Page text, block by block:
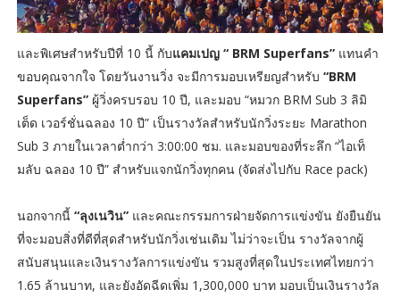
และพิเศษสำหรับปีที่ 10 นี้ กับแคมเปญ “ BRM Superfans”แทนคำ
ขอบคุณจากใจ โดยวันงานวิ่ง จะมีการมอบเหรียญสำหรับ “BRM
Superfans”ผู้วิ่งครบรอบ 10 ปี, และมอบ “หมวก BRM Sub 3 ลิมิ
เต็ด เวอร์ชั่นฉลอง 10 ปี” เป็นรางวัลสำหรับนักวิ่งระยะ Marathon
Sub 3 ภายในเวลาต่ำกว่า 3:00:00 ชม. และมอบของที่ระลึก “ไอเท็
มลับ ฉลอง 10 ปี” สำหรับแจกนักวิ่งทุกคน (จัดส่งไปกับ Race pack)
นอกจากนี้ “ลุงเนวิน”และคณะกรรมการฝ่ายจัดการแข่งขัน ยังยืนยัน
ที่จะมอบสิ่งที่ดีที่สุดสำหรับนักวิ่งเช่นเดิม ไม่ว่าจะเป็น รางวัลจากผู้
สนับสนุนและเงินรางวัลการแข่งขัน รวมสูงที่สุดในประเทศไทยกว่า
1.65 ล้านบาท, และยังอัดฉีดเพิ่ม 1,300,000 บาท มอบเป็นเงินรางวัล